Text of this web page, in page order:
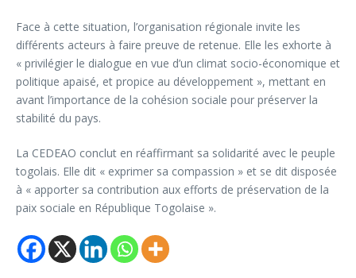
Face à cette situation, l’organisation régionale invite les
différents acteurs à faire preuve de retenue. Elle les exhorte à
« privilégier le dialogue en vue d’un climat socio-économique et
politique apaisé, et propice au développement », mettant en
avant l’importance de la cohésion sociale pour préserver la
stabilité du pays.
La CEDEAO conclut en réaffirmant sa solidarité avec le peuple
togolais. Elle dit « exprimer sa compassion » et se dit disposée
à « apporter sa contribution aux efforts de préservation de la
paix sociale en République Togolaise ».